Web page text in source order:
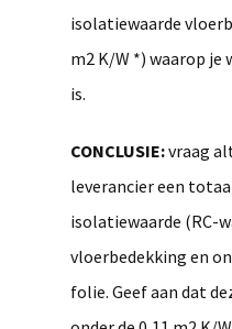
isolatiewaarde
m2 K/W *) waarop
is.
CONCLUSIE:vraag
leverancier een
isolatiewaarde (RC-
vloerbedekking en
folie. Geef aan dat